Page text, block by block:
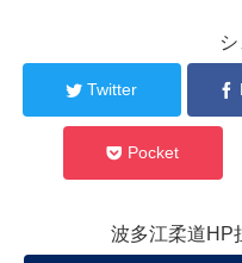
Twitter
Pocket
波多江柔道HP